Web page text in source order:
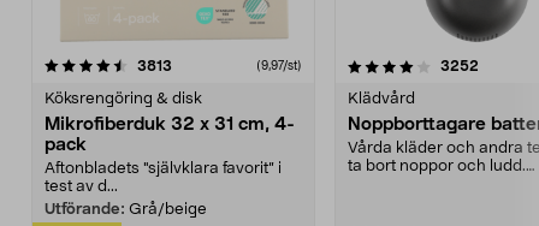
3813 (9,97/st)
Köksrengöring & disk
Mikrofiberduk 32 x 31 cm, 4-
pack
Aftonbladets "självklara favorit” i
test av d...
Utförande: Grå/beige
4.0av 5 stjärnor 3252
Klädvård
Noppborttagare
Vårda kläder och andra
ta bort noppor och ludd.
4.5av 5 stjärnor